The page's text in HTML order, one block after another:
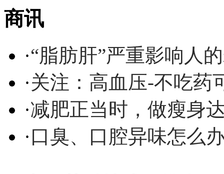
商讯
·“脂肪肝”严重影响人
·关注：高血压-不吃药
·减肥正当时，做瘦身
·口臭、口腔异味怎么